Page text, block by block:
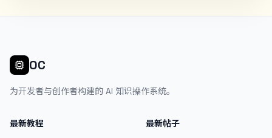
OC
为开发者与创作者构建的 AI 知识操作系统。
最新教程 最新帖子